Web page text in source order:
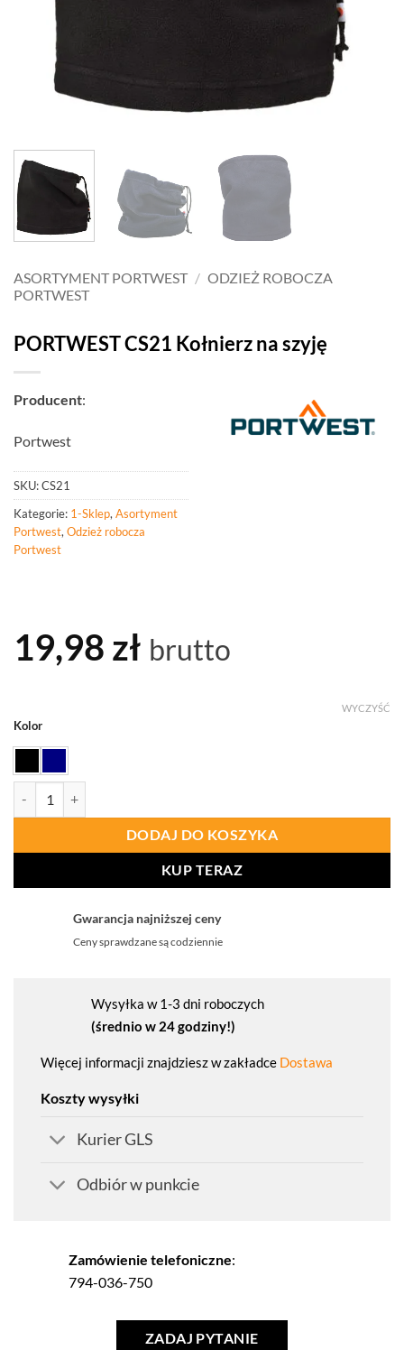
ASORTYMENT PORTWEST / ODZIEŻ ROBOCZA
PORTWEST
PORTWEST CS21 Kołnierz na szyję
Producent:
Portwest
SKU:CS21
Kategorie: 1-Sklep, Asortyment
Portwest, Odzież robocza
Portwest
19,98 zł brutto
Kolor
WYCZYŚĆ
DODAJ DO KOSZYKA
KUP TERAZ
Gwarancja najniższej ceny
Ceny sprawdzane są codziennie
Wysyłka w 1-3 dni roboczych
(średnio w 24 godziny!)
Więcej informacji znajdziesz w zakładce Dostawa
Koszty wysyłki
Kurier GLS
Odbiór w punkcie
Zamówienie telefoniczne:
794-036-750
ZADAJ PYTANIE